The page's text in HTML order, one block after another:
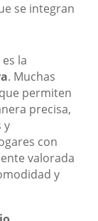
se integran
la
. Muchas
permiten
precisa,
y
con
valorada
y